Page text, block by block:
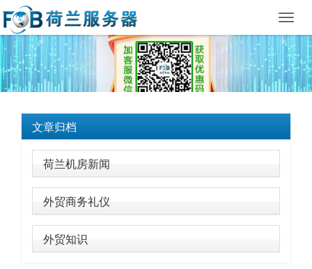
文章归档
荷兰机房新闻
外贸商务礼仪
外贸知识